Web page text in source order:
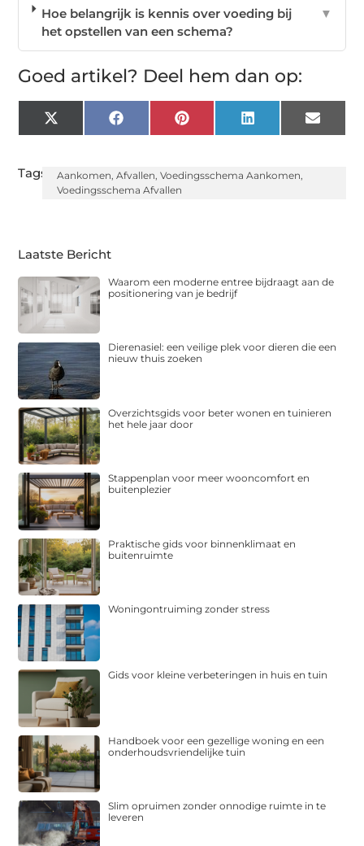
Hoe belangrijk is kennis over voeding bij
het opstellen van een schema?
▼
Goed artikel? Deel hem dan op:
X
(Twitter)
FacebookPinterest LinkedIn Email
Tags: Aankomen Afvallen Voedingsschema Aankomen
Voedingsschema Afvallen
Laatste Bericht
Waarom een moderne entree bijdraagt aan de
positionering van je bedrijf
Dierenasiel: een veilige plek voor dieren die een
nieuw thuis zoeken
Overzichtsgids voor beter wonen en tuinieren
het hele jaar door
Stappenplan voor meer wooncomfort en
buitenplezier
Praktische gids voor binnenklimaat en
buitenruimte
Woningontruiming zonder stress
Gids voor kleine verbeteringen in huis en tuin
Handboek voor een gezellige woning en een
onderhoudsvriendelijke tuin
Slim opruimen zonder onnodige ruimte in te
leveren